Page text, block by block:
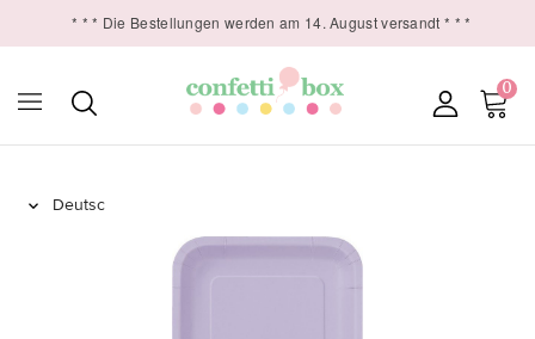
* * * Die Bestellungen werden am 14. August versandt * * *
0
